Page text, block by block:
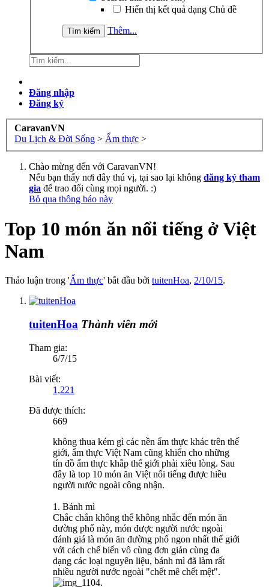
Hiển thị kết quả dạng Chủ đề
Thêm...
Đăng nhập
Đăng ký
CaravanVN
Du Lịch & Đời Sống > Ẩm thực >
Chào mừng đến với CaravanVN!
Nếu bạn thấy nơi đây thú vị, tại sao lại không đăng ký tham
gia để trao đổi cùng mọi người. :)
Bỏ qua thông báo này
Top 10 món ăn nổi tiếng ở Việt
Nam
Thảo luận trong 'Ẩm thực' bắt đầu bởi tuitenHoa, 2/10/15.
tuitenHoa Thành viên mới
Tham gia:
6/7/15
Bài viết:
1,221
Đã được thích:
669
không thua kém gì các nền ẩm thực khác trên thế
giới, ẩm thực Việt Nam cũng khiến cho những
tín đồ ẩm thực khắp thể giới phải xiêu lòng. Sau
đây là top 10 món ăn Việt nổi tiếng được hiều
người nước ngoài công nhận.
1. Bánh mì
Chắc chắn không thể không nhắc đến món ăn
đường phố này, món được người nước ngoài
đánh giá là món ăn đường phố ngon nhất thế giới
với cách chế biến vô cùng đơn giản cùng đa
dạng các loại nguyên liệu, bánh mì đã làm rất
nhiều người nước ngoài "chết mê chết mệt".